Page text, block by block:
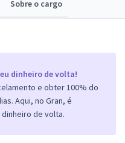
Sobre o cargo
dinheiro de volta!
e obter 100% do
Aqui, no Gran, é
de volta.